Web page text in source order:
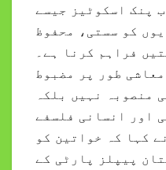
پنک اسکوٹیز جیسے
کو سستی، محفوظ
فراہم کرنا ہے۔
طور پر مضبوط
منصوبہ نہیں بلکہ
اور انسانی فلسفے
کہا کہ خواتین کو
پیپلز پارٹی کے